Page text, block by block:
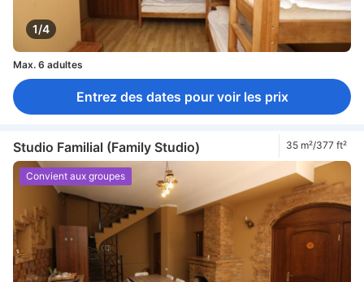
1/4
Max. 6 adultes
Entrez des dates pour voir les prix
Studio Familial (Family Studio) 35 m²/377 ft²
Convient aux groupes